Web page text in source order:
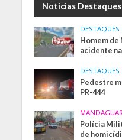
Noticias Destaques
Homem de
acidente
Pedestre
PR-444
Polícia
de